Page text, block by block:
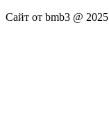
Сайт от bmb3 @ 2025